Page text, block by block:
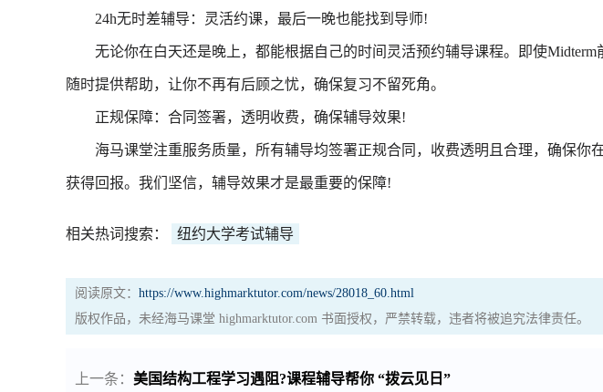
24h无时差辅导：灵活约课，最后一晚也能找到导师!
无论你在白天还是晚上，都能根据自己的时间灵活预约辅导课程。即使Midterm
随时提供帮助，让你不再有后顾之忧，确保复习不留死角。
正规保障：合同签署，透明收费，确保辅导效果!
海马课堂注重服务质量，所有辅导均签署正规合同，收费透明且合理，确保你
获得回报。我们坚信，辅导效果才是最重要的保障!
相关热词搜索： 纽约大学考试辅导
阅读原文： https://www.highmarktutor.com/news/28018_60.html
版权作品，未经海马课堂 highmarktutor.com 书面授权，严禁转载，违者将被追究法律责任。
上一条： 美国结构工程学习遇阻?课程辅导帮你 “拨云见日”